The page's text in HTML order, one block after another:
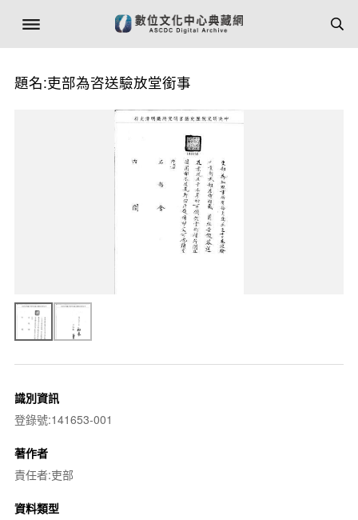
題名:吏部為咨送驗放堂銜事
識別資訊
登錄號:141653-001
著作者
責任者:吏部
資料類型